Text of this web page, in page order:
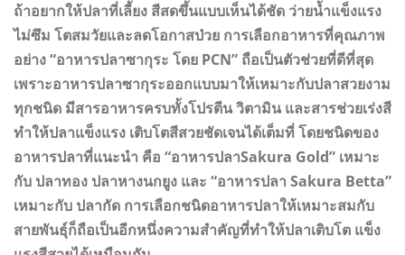
ถ้าอยากให้ปลาที่เลี้ยง สีสดขึ้นแบบเห็นได้ชัด ว่ายน้ำแข็งแรง
ไม่ซึม โตสมวัยและลดโอกาสป่วย การเลือกอาหารที่คุณภาพ
อย่าง “อาหารปลาซากุระ โดย PCN” ถือเป็นตัวช่วยที่ดีที่สุด
เพราะอาหารปลาซากุระออกแบบมาให้เหมาะกับปลาสวยงาม
ทุกชนิด มีสารอาหารครบทั้งโปรตีน วิตามิน และสารช่วยเร่งสี
ทำให้ปลาแข็งแรง เติบโตสีสวยชัดเจนได้เต็มที่ โดยชนิดของ
อาหารปลาที่แนะนำ คือ “อาหารปลาSakura Gold” เหมาะ
กับ ปลาทอง ปลาหางนกยูง และ “อาหารปลา Sakura Betta”
เหมาะกับ ปลากัด การเลือกชนิดอาหารปลาให้เหมาะสมกับ
สายพันธุ์ก็ถือเป็นอีกหนึ่งความสำคัญที่ทำให้ปลาเติบโต แข็ง